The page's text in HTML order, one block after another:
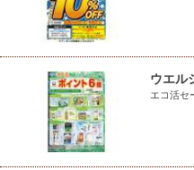
ウエル
エコ活セ